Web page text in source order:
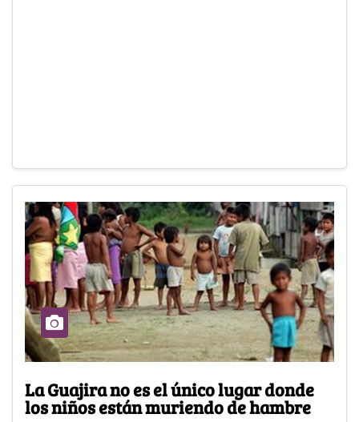
La Guajira no es el único lugar donde
los niños están muriendo de hambre